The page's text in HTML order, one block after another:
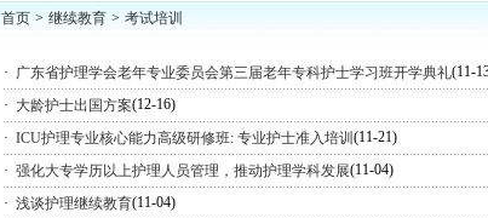
首页 > 继续教育 > 考试培训
· 广东省护理学会老年专业委员会第三届老年专科护士学习班开学典礼(11-
· 大龄护士出国方案(12-16)
· ICU护理专业核心能力高级研修班: 专业护士准入培训 (11-21)
· 强化大专学历以上护理人员管理，推动护理学科发展(11-04)
· 浅谈护理继续教育(11-04)